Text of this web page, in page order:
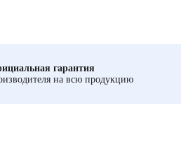
гарантия
на всю продукцию